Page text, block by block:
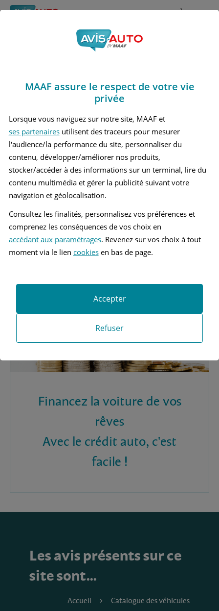
Rechercher À propos
Obtenir un devis d'assurance auto MAAF
Avis Daewoo Leganza
DAEWOO LEGANZA 1 BERLINE
Vous recherchez une
assurance automobile ?
Obtenez vos devis MAAF
Financez la voiture de vos
rêves
Avec le crédit auto, c'est
facile !
Les avis présents sur ce
site sont…
Accueil Catalogue des véhicules
MAAF assure le respect de votre vie
privée
Lorsque vous naviguez sur notre site, MAAF et
ses partenairesutilisent des traceurs pour mesurer
l'audience/la performance du site, personnaliser du
contenu, développer/améliorer nos produits,
stocker/accéder à des informations sur un terminal, lire du
contenu multimédia et gérer la publicité suivant votre
navigation et géolocalisation.
Consultez les finalités, personnalisez vos préférences et
comprenez les conséquences de vos choix en
accédant aux paramétrages. Revenez sur vos choix à tout
moment via le lien cookiesen bas de page.
Refuser
Accepter